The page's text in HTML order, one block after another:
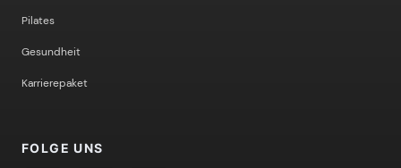
Pilates
Gesundheit
Karrierepaket
FOLGE UNS